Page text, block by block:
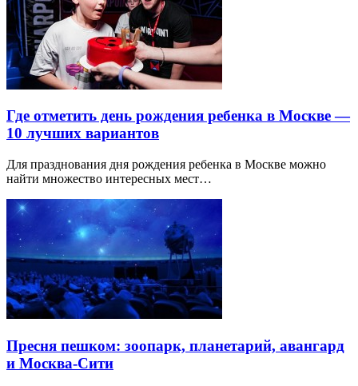
Где отметить день рождения ребенка в Москве —
10 лучших вариантов
Для празднования дня рождения ребенка в Москве можно
найти множество интересных мест…
Пресня пешком: зоопарк, планетарий, авангард
и Москва-Сити